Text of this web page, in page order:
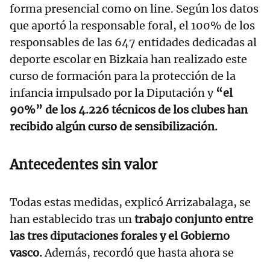
forma presencial como on line. Según los datos
que aportó la responsable foral, el 100% de los
responsables de las 647 entidades dedicadas al
deporte escolar en Bizkaia han realizado este
curso de formación para la protección de la
infancia impulsado por la Diputación y“el
90%” de los 4.226 técnicos de los clubes han
recibido algún curso de sensibilización.
Antecedentes sin valor
Todas estas medidas, explicó Arrizabalaga, se
han establecido tras untrabajo conjunto entre
las tres diputaciones forales y el Gobierno
vasco.Además, recordó que hasta ahora se